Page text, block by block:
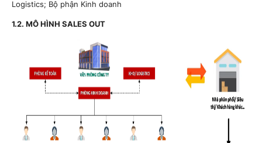
Logistics; Bộ phận Kinh doanh
1.2. MÔ HÌNH SALES OUT